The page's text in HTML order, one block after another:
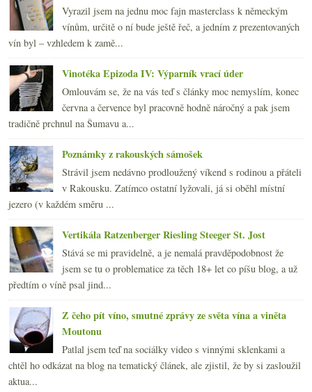
Vyrazil jsem na jednu moc fajn masterclass k německým
vínům, určitě o ní bude ještě řeč, a jedním z prezentovaných
vín byl – vzhledem k zamě...
Vinotéka Epizoda IV: Výparník vrací úder
Omlouvám se, že na vás teď s články moc nemyslím, konec
června a července byl pracovně hodně náročný a pak jsem
tradičně prchnul na Šumavu a...
Poznámky z rakouských sámošek
Strávil jsem nedávno prodloužený víkend s rodinou a přáteli
v Rakousku. Zatímco ostatní lyžovali, já si oběhl místní
jezero (v každém směru ...
Vertikála Ratzenberger Riesling Steeger St. Jost
Stává se mi pravidelně, a je nemalá pravděpodobnost že
jsem se tu o problematice za těch 18+ let co píšu blog, a už
předtím o víně psal jind...
Z čeho pít víno, smutné zprávy ze světa vína a viněta
Moutonu
Patlal jsem teď na sociálky video s vinnými sklenkami a
chtěl ho odkázat na blog na tematický článek, ale zjistil, že by si zasloužil
aktua...